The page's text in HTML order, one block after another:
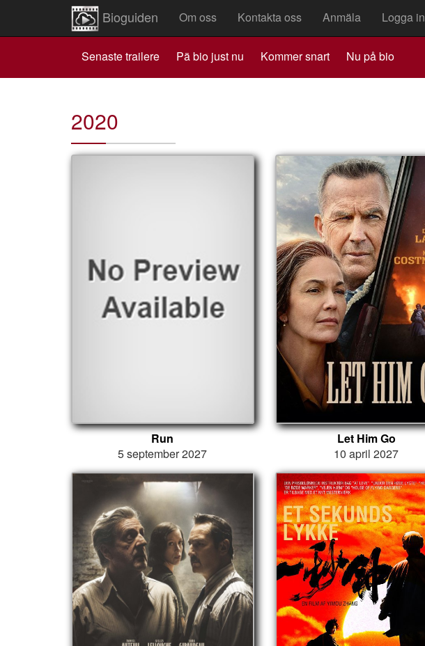
Bioguiden Om oss Kontakta oss Anmäla Logga in
Senaste trailere Pä bio just nu Kommer snart Nu på bio
2020
Run
5 september 2027
Let Him Go
10 april 2027